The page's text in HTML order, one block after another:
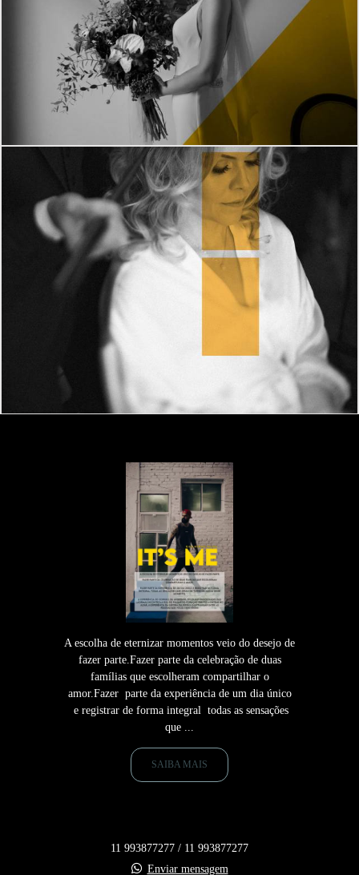
A escolha de eternizar momentos veio do desejo de
fazer parte.Fazer parte da celebração de duas
famílias que escolheram compartilhar o
amor.Fazer parte da experiência de um dia único
e registrar de forma integral todas as sensações
que ...
SAIBA MAIS
11 993877277 / 11 993877277
Enviar mensagem